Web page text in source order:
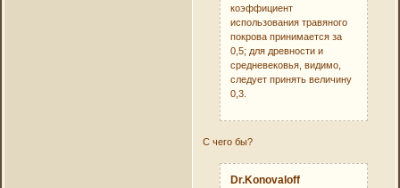
коэффициент
использования травяного
покрова принимается за
0,5; для древности и
средневековья, видимо,
следует принять величину
0,3.
С чего бы?
Dr.Konovaloff